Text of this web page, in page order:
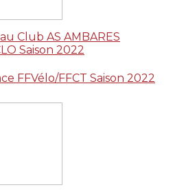
Club AS AMBARES
Saison 2022
FFVélo/FFCT Saison 2022